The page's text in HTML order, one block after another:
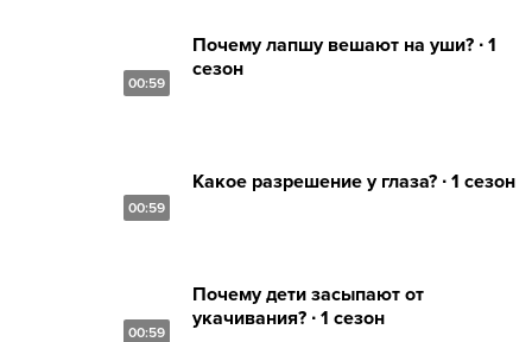
00:59
Почему лапшу вешают на уши? ∙ 1
сезон
00:59
Какое разрешение у глаза? ∙ 1 сезон
00:59
Почему дети засыпают от
укачивания? ∙ 1 сезон